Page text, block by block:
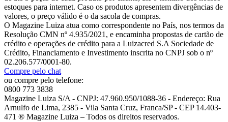
estoques para internet. Caso os produtos apresentem divergências de
valores, o preço válido é o da sacola de compras.
O Magazine Luiza atua como correspondente no País, nos termos da
Resolução CMN nº 4.935/2021, e encaminha propostas de cartão de
crédito e operações de crédito para a Luizacred S.A Sociedade de
Crédito, Financiamento e Investimento inscrita no CNPJ sob o nº
02.206.577/0001-80.
Compre pelo chat
ou compre pelo telefone:
0800 773 3838
Magazine Luiza S/A - CNPJ: 47.960.950/1088-36 - Endereço: Rua
Arnulfo de Lima, 2385 - Vila Santa Cruz, Franca/SP - CEP 14.403-
471 ® Magazine Luiza – Todos os direitos reservados.